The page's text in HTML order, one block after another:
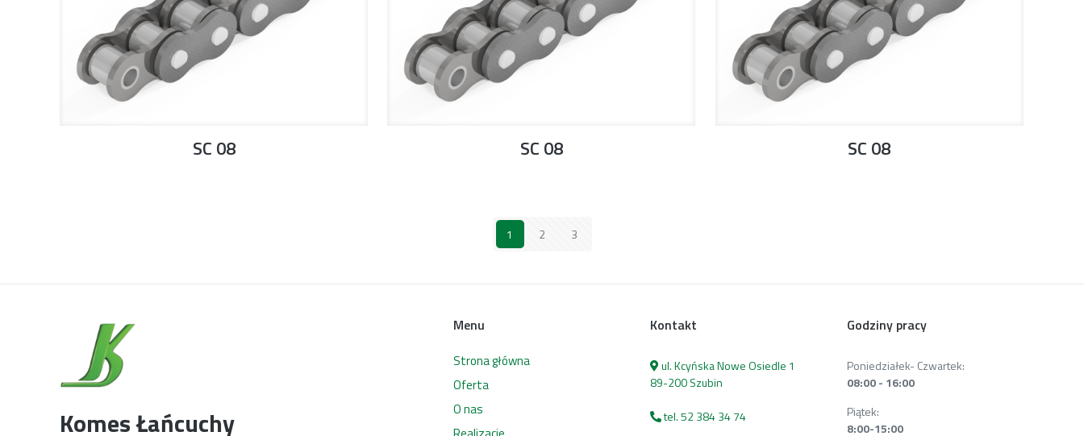
SC 08 SC 08 SC 08
1 2 3
Komes Łańcuchy
Menu
Strona główna
Oferta
O nas
Kontakt
ul. Kcyńska Nowe Osiedle 1
89-200 Szubin
tel. 52 384 34 74
Godziny pracy
Poniedziałek- Czwartek:
08:00 - 16:00
Piątek:
8:00-15:00